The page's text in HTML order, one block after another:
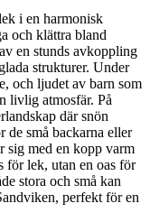
i en harmonisk
och klättra bland
en stunds avkoppling
strukturer. Under
och ljudet av barn som
livlig atmosfär. På
där snön
de små backarna eller
sig med en kopp varm
för lek, utan en oas för
stora och små kan
perfekt för en